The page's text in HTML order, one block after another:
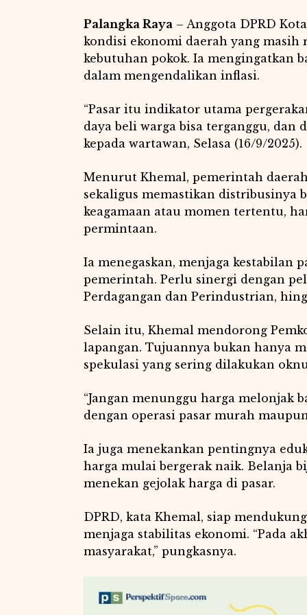
Palangka Raya – Anggota DPRD
kondisi ekonomi daerah yang
kebutuhan pokok. Ia mengingatkan
dalam mengendalikan inflasi.
“Pasar itu indikator utama
daya beli warga bisa terganggu, dan
kepada wartawan, Selasa (16/9/2025).
Menurut Khemal, pemerintah
sekaligus memastikan distribusinya
keagamaan atau momen tertentu,
permintaan.
Ia menegaskan, menjaga kestabilan
pemerintah. Perlu sinergi dengan
Perdagangan dan Perindustrian,
Selain itu, Khemal mendorong
lapangan. Tujuannya bukan hanya
spekulasi yang sering dilakukan
“Jangan menunggu harga melonjak
dengan operasi pasar murah
Ia juga menekankan pentingnya
harga mulai bergerak naik. Belanja
menekan gejolak harga di pasar.
DPRD, kata Khemal, siap
menjaga stabilitas ekonomi. “Pada
masyarakat,” pungkasnya.